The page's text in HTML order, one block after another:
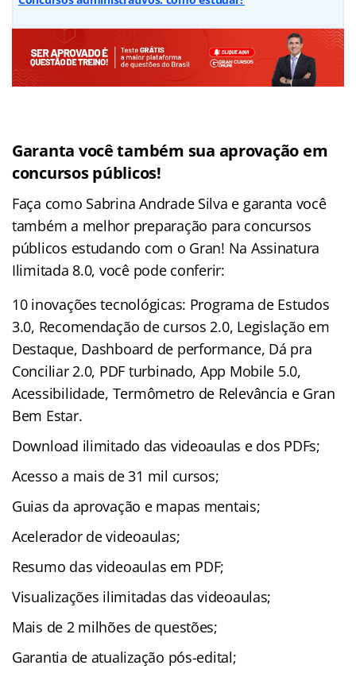
Garanta você também sua aprovação em
concursos públicos!
Faça como Sabrina Andrade Silva e garanta você
também a melhor preparação para concursos
públicos estudando com o Gran! Na Assinatura
Ilimitada 8.0, você pode conferir:
10 inovações tecnológicas: Programa de Estudos
3.0, Recomendação de cursos 2.0, Legislação em
Destaque, Dashboard de performance, Dá pra
Conciliar 2.0, PDF turbinado, App Mobile 5.0,
Acessibilidade, Termômetro de Relevância e Gran
Bem Estar.
Download ilimitado das videoaulas e dos PDFs;
Acesso a mais de 31 mil cursos;
Guias da aprovação e mapas mentais;
Acelerador de videoaulas;
Resumo das videoaulas em PDF;
Visualizações ilimitadas das videoaulas;
Mais de 2 milhões de questões;
Garantia de atualização pós-edital;